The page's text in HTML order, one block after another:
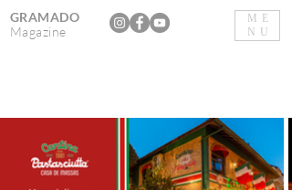
ME
NU
GRAMADO
Magazine